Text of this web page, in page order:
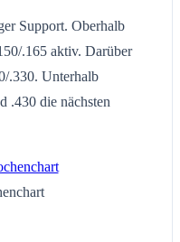
Support. Oberhalb
.165 aktiv. Darüber
.330. Unterhalb
.430 die nächsten